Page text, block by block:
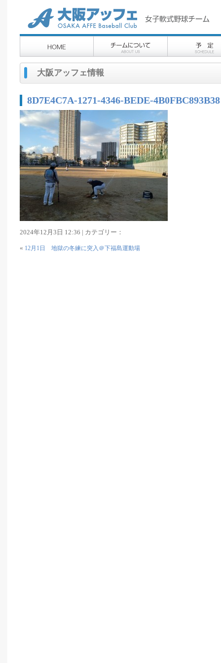
大阪アッフェ情報
8D7E4C7A-1271-4346-BEDE-4B0FBC893B38
2024年12月3日 12:36 | カテゴリー：
« 12月1日 地獄の冬練に突入＠下福島運動場